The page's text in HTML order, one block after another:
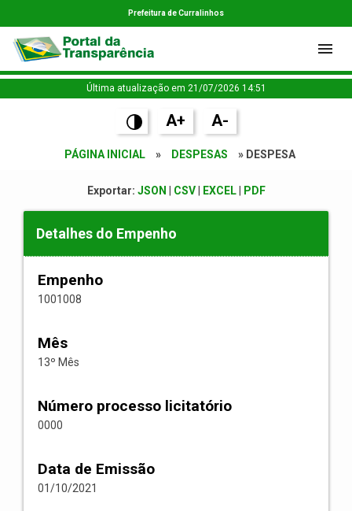
Prefeitura de Curralinhos
Última atualização em 21/07/2026 14:51
A+ A-
PÁGINA INICIAL » DESPESAS » DESPESA
Exportar: JSON CSV| EXCEL| PDF
Detalhes do Empenho
Empenho
1001008
Mês
13º Mês
Número processo licitatório
0000
Data de Emissão
01/10/2021